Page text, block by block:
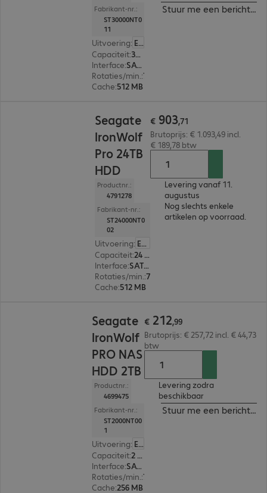
Fabrikant-nr.:
ST30000NT0
11
Uitvoering: Europa
Capaciteit: 30 TB
Interface:
SATA 3.0 (6 Gbit/s) 8,9 cm (3,5")
Rotaties/min. :
Cache:512 MB
Stuur me een bericht
Seagate
IronWolf
Pro 24TB
HDD
Productnr.:
4791278
Fabrikant-nr.:
ST24000NT0
02
Uitvoering: Europa
Capaciteit:
24 TB
Interface:
SATA 3.0 (6 Gbit/s) 8,9 cm (3,5")
Rotaties/min. : 7.200 rpm
Cache:512 MB
€ 903,71
Brutoprijs: € 1.093,49 incl.
€ 189,78 btw
Levering vanaf 11.
augustus
Nog slechts enkele
artikelen op voorraad.
Seagate
IronWolf
PRO NAS
HDD 2TB
Productnr.:
4699475
Fabrikant-nr.:
ST2000NT00
1
Uitvoering: Europa
Capaciteit:
2 TB
Interface:
SATA 3.0 (6 Gbit/s) 8,9 cm (3,5")
Rotaties/min. :
Cache:256 MB
€ 212,99
Brutoprijs: € 257,72 incl. € 44,73
btw
Levering zodra
beschikbaar
Stuur me een bericht